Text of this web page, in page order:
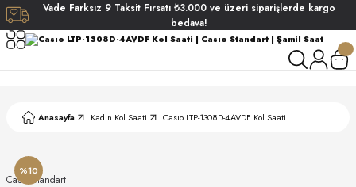
Vade Farksız 9 Taksit Fırsatı ₺3.000 ve üzeri siparişlerde kargo
bedava!
Anasayfa Kadın Kol Saati Casıo LTP-1308D-4AVDF Kol Saati
%10
Casıo Standart